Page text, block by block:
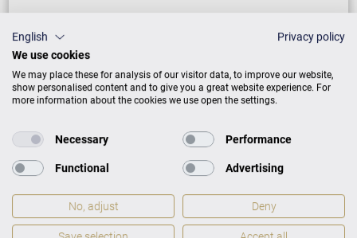
Gewährleistung lt. allgemeinen
Geschäftsbedingungen
English
Privacy policy
We use cookies
We may place these for analysis of our visitor data, to improve our website,
show personalised content and to give you a great website experience. For
more information about the cookies we use open the settings.
Necessary Performance
Functional Advertising
No, adjust Deny